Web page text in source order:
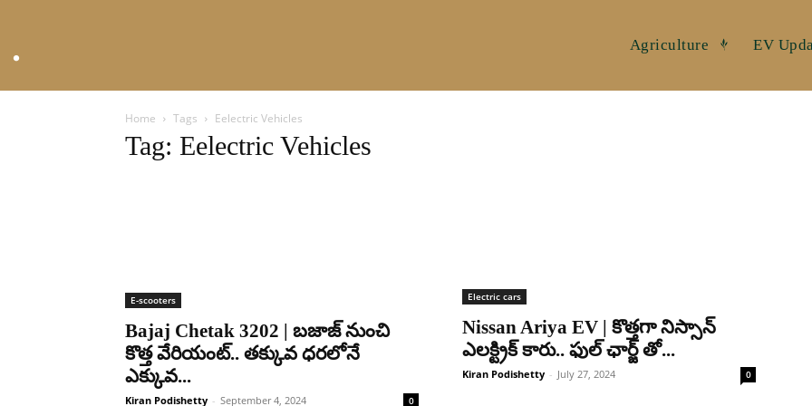
Agriculture EV
Home Tags Eelectric Vehicles
Tag: Eelectric Vehicles
E-scooters
Bajaj Chetak 3202 | బజాజ్ నుంచి
కొత్త వేరియంట్.. తక్కువ ధరలోనే
ఎక్కువ...
Kiran Podishetty - September 4, 2024 0
Electric cars
Nissan Ariya EV | కొత్తగా నిస్సాన్
ఎలక్ట్రిక్ కారు.. ఫుల్ ఛార్జ్ తో...
Kiran Podishetty - July 27, 2024 0